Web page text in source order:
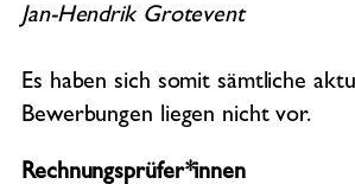
Jan-Hendrik Grotevent
Es haben sich somit sämtliche
Bewerbungen liegen nicht vor.
Rechnungsprüfer*innen